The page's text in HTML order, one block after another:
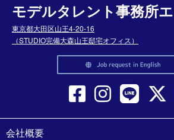
モデルタレント事務所
東京都大田区山王4-20-16
（STUDIO完備大森山王邸宅オフィス）
会社概要